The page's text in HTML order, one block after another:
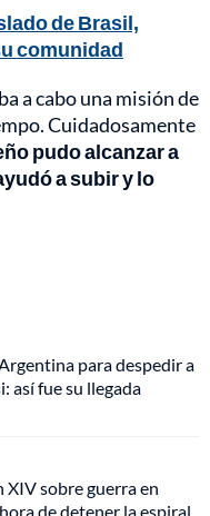
de Brasil,
comunidad
a cabo una misión de
Cuidadosamente
pudo alcanzar a
a subir y lo
para despedir a
así fue su llegada
XIV sobre guerra en
de detener la espiral